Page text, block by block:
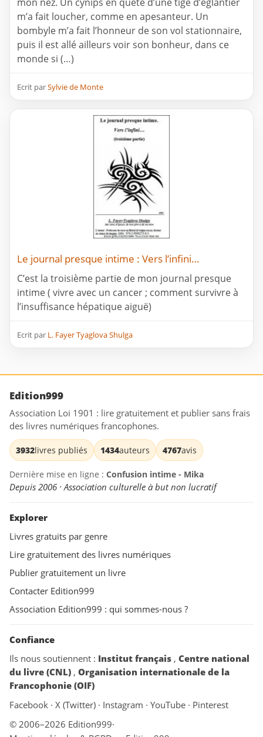
m’a fait loucher, comme en apesanteur. Un
bombyle m’a fait l’honneur de son vol stationnaire,
puis il est allé ailleurs voir son bonheur, dans ce
monde si (…)
Ecrit parSylvie de Monte
Le journal presque intime : Vers l’infini…
C’est la troisième partie de mon journal presque
intime ( vivre avec un cancer ; comment survivre à
l’insuffisance hépatique aiguë)
Ecrit par L. Fayer Tyaglova Shulga
Edition999
Association Loi 1901 : lire gratuitement et publier sans frais
des livres numériques francophones.
3932livres publiés 1434auteurs 4767avis
Dernière mise en ligne : Confusion intime - Mika
Depuis 2006 · Association culturelle à but non lucratif
Explorer
Livres gratuits par genre
Lire gratuitement des livres numériques
Publier gratuitement un livre
Contacter Edition999
Association Edition999 : qui sommes-nous ?
Confiance
Ils nous soutiennent : Institut français , Centre national
du livre (CNL) , Organisation internationale de la
Francophonie (OIF)
Facebook · X (Twitter) · Instagram · YouTube · Pinterest
© 2006–2026 Edition999·